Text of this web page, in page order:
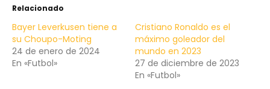
Relacionado
Bayer Leverkusen tiene a
su Choupo-Moting
24 de enero de 2024
En «Futbol»
Cristiano Ronaldo es el
máximo goleador del
mundo en 2023
27 de diciembre de 2023
En «Futbol»